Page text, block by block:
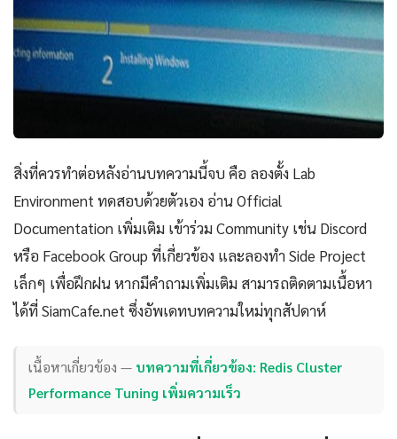
สิ่งที่ควรทำต่อหลังอ่านบทความนี้จบ คือ ลองตั้ง Lab
Environment ทดสอบด้วยตัวเอง อ่าน Official
Documentation เพิ่มเติม เข้าร่วม Community เช่น Discord
หรือ Facebook Group ที่เกี่ยวข้อง และลองทำ Side Project
เล็กๆ เพื่อฝึกฝน หากมีคำถามเพิ่มเติม สามารถติดตามเนื้อหา
ได้ที่ SiamCafe.net ซึ่งอัพเดทบทความใหม่ทุกสัปดาห์
เนื้อหาเกี่ยวข้อง — บทความที่เกี่ยวข้อง: Redis Cluster
Performance Tuning เพิ่มความเร็ว